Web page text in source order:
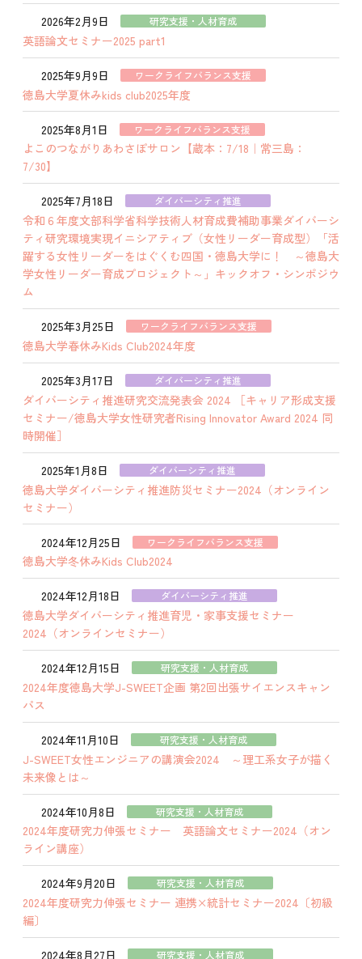
2026年2月9日 研究支援・人材育成
英語論文セミナー2025 part1
2025年9月9日 ワークライフバランス支援
徳島大学夏休みkids club2025年度
2025年8月1日 ワークライフバランス支援
よこのつながりあわさぽサロン【蔵本：7/18｜常三島：
7/30】
2025年7月18日 ダイバーシティ推進
令和６年度文部科学省科学技術人材育成費補助事業ダイバーシ
ティ研究環境実現イニシアティブ（女性リーダー育成型）「活
躍する女性リーダーをはぐくむ四国・徳島大学に！ ～徳島大
学女性リーダー育成プロジェクト～」キックオフ・シンポジウ
ム
2025年3月25日 ワークライフバランス支援
徳島大学春休みKids Club2024年度
2025年3月17日 ダイバーシティ推進
ダイバーシティ推進研究交流発表会 2024 ［キャリア形成支援
セミナー/徳島大学女性研究者Rising Innovator Award 2024 同
時開催］
2025年1月8日 ダイバーシティ推進
徳島大学ダイバーシティ推進防災セミナー2024（オンライン
セミナー）
2024年12月25日 ワークライフバランス支援
徳島大学冬休みKids Club2024
2024年12月18日 ダイバーシティ推進
徳島大学ダイバーシティ推進育児・家事支援セミナー
2024（オンラインセミナー）
2024年12月15日 研究支援・人材育成
2024年度徳島大学J-SWEET企画 第2回出張サイエンスキャン
パス
2024年11月10日 研究支援・人材育成
J-SWEET女性エンジニアの講演会2024 ～理工系女子が描く
未来像とは～
2024年10月8日 研究支援・人材育成
2024年度研究力伸張セミナー 英語論文セミナー2024（オン
ライン講座）
2024年9月20日 研究支援・人材育成
2024年度研究力伸張セミナー 連携×統計セミナー2024〔初級
編〕
2024年8月27日 研究支援・人材育成